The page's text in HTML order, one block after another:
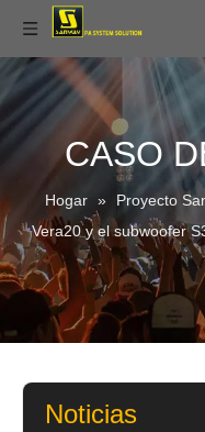
CASO
Hogar » Proyecto
Vera20 y el subwoofer
Noticias